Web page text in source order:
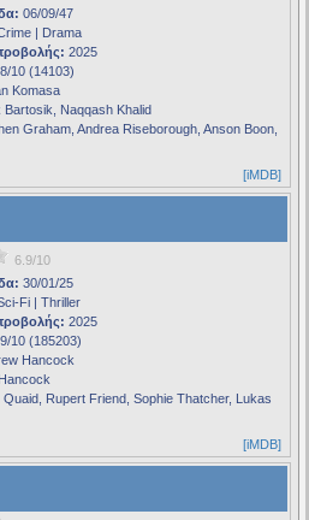
06/09/47
| Drama
2025
10 (14103)
Komasa
Bartosik, Naqqash Khalid
Graham, Andrea Riseborough, Anson Boon,
[iMDB]
6.9/10
30/01/25
Fi | Thriller
2025
10 (185203)
Hancock
Rupert Friend, Sophie Thatcher, Lukas
[iMDB]